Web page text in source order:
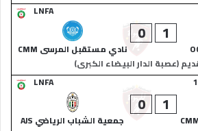
LNFA
1
0
نادي مستقبل المرسى CMM
(عصبة الدار البيضاء الكبرى)
LNFA
1
0
جمعية الشباب الرياضي AJS